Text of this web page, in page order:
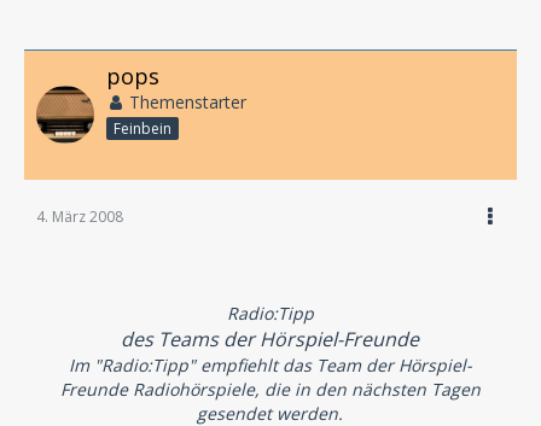
pops
Themenstarter
Feinbein
4. März 2008
Radio:Tipp
des Teams der Hörspiel-Freunde
Im "Radio:Tipp" empfiehlt das Team der Hörspiel-
Freunde Radiohörspiele, die in den nächsten Tagen
gesendet werden.